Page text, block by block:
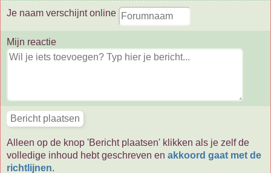
Je naam verschijnt online
Mijn reactie
Alleen op de knop 'Bericht plaatsen' klikken als je zelf de
volledige inhoud hebt geschreven en akkoord gaat met de
richtlijnen.